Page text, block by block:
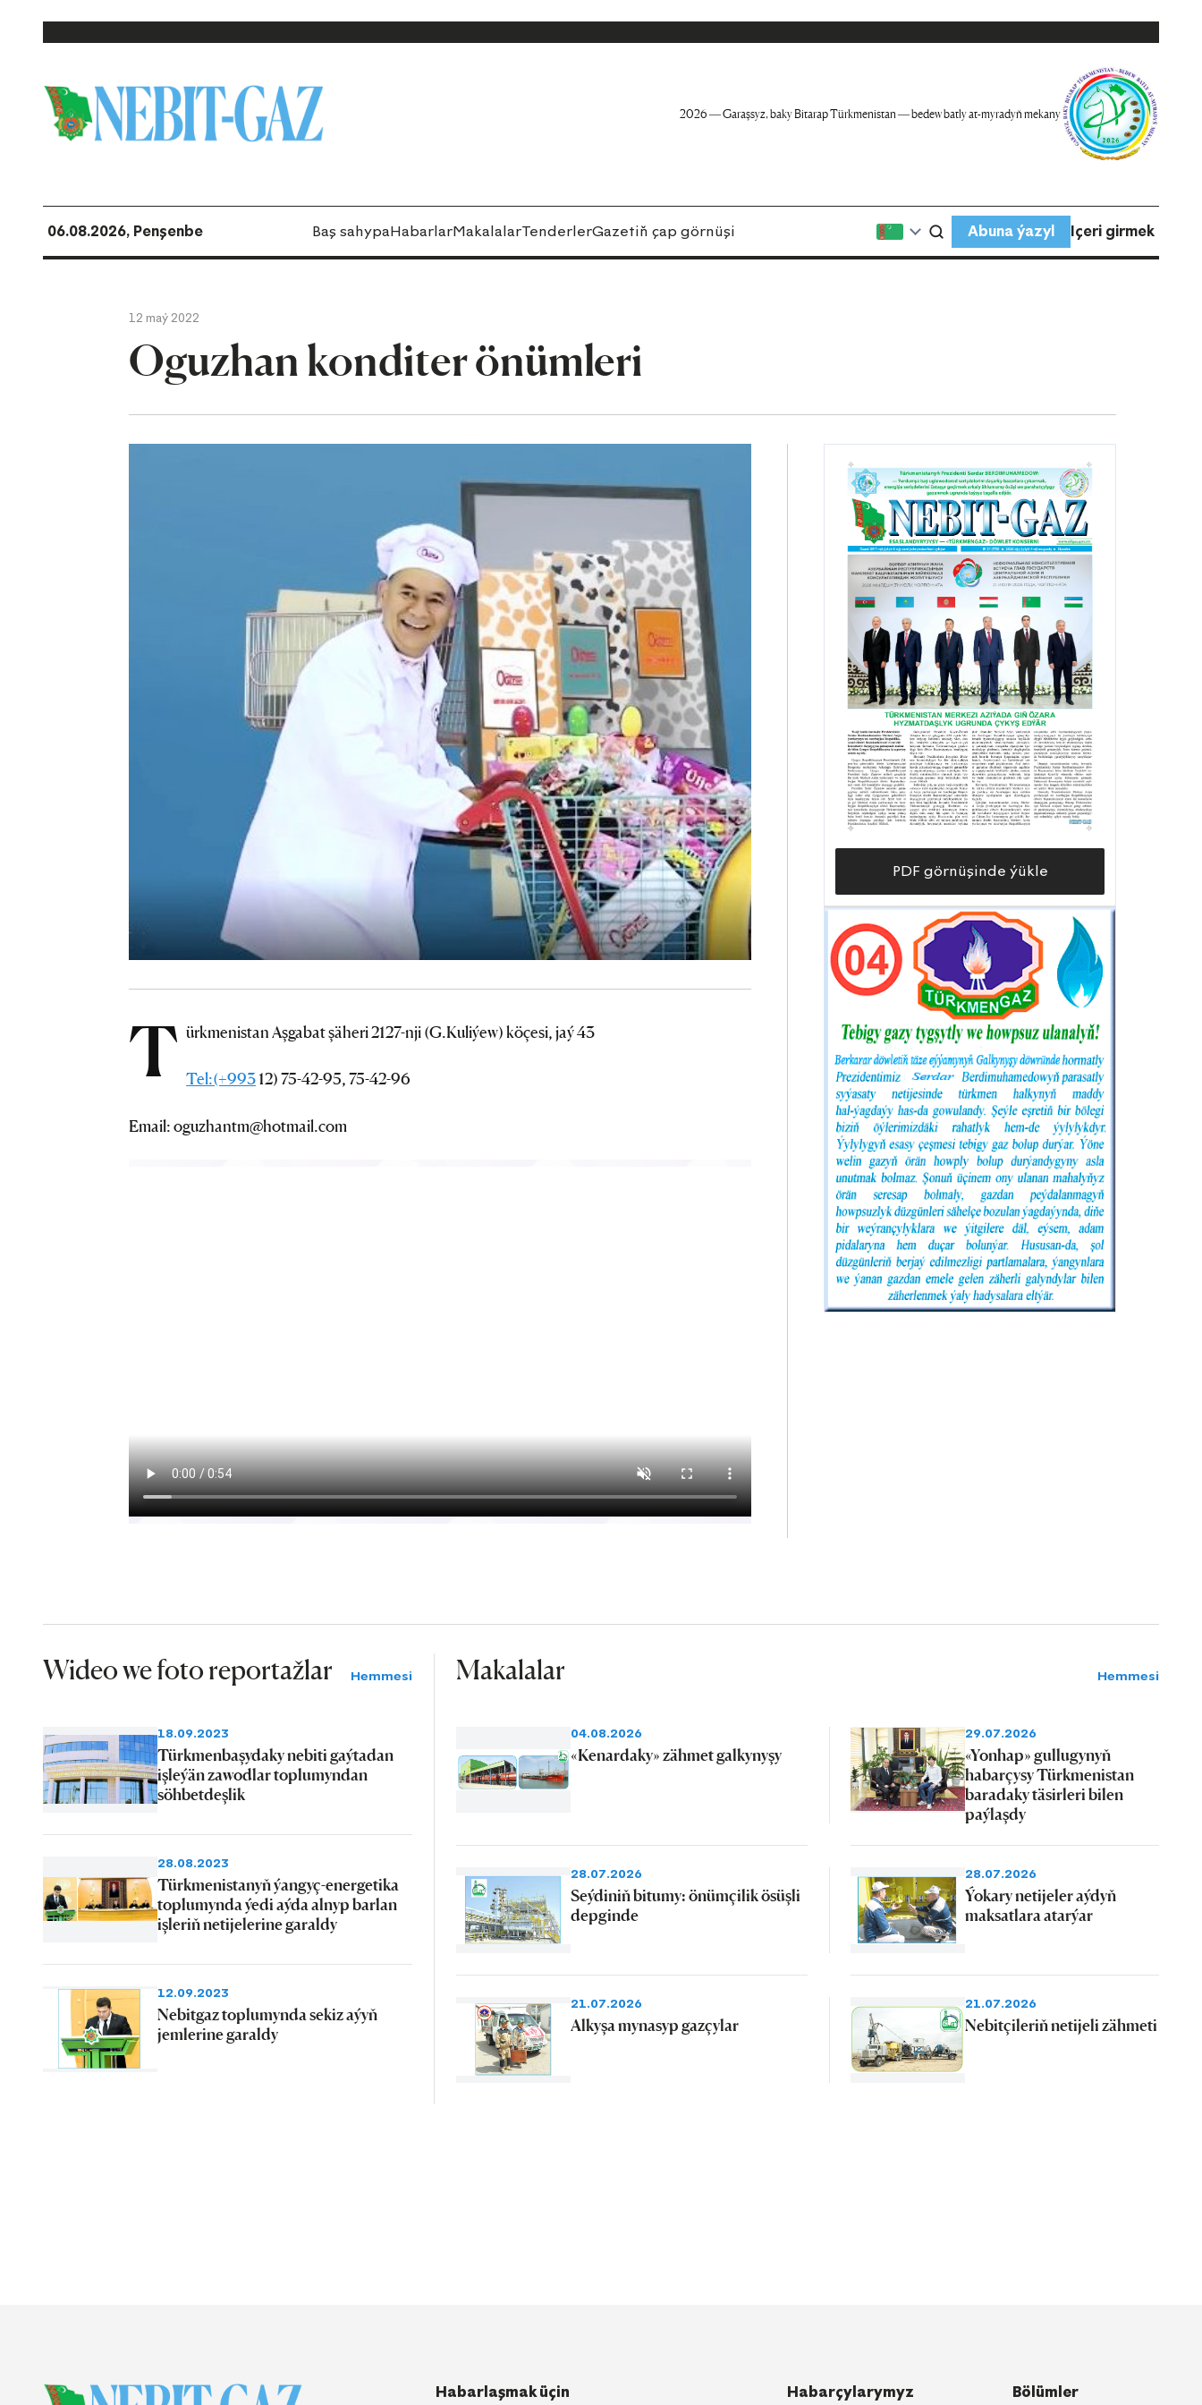
2026 — Garaşsyz, baky Bitarap Türkmenistan — bedew batly at-myradyň mekany
06.08.2026, Penşenbe Baş sahypaHabarlarMakalalarTenderlerGazetiň çap görnüşi Abuna ýazyl Içeri girmek
12 maý 2022
Oguzhan konditer önümleri
T ürkmenistan Aşgabat şäheri 2127-nji (G.Kuliýew) köçesi, jaý 43
Tel:(+99312) 75-42-95, 75-42-96
Email: oguzhantm@hotmail.com
PDF görnüşinde ýükle
Wideo we foto reportažlar Hemmesi
18.09.2023
Türkmenbaşydaky nebiti gaýtadan
işleýän zawodlar toplumyndan
söhbetdeşlik
28.08.2023
Türkmenistanyň ýangyç-energetika
toplumynda ýedi aýda alnyp barlan
işleriň netijelerine garaldy
12.09.2023
Nebitgaz toplumynda sekiz aýyň
jemlerine garaldy
Makalalar Hemmesi
04.08.2026
«Kenardaky» zähmet galkynyşy
29.07.2026
«Yonhap» gullugynyň
habarçysy Türkmenistan
baradaky täsirleri bilen
paýlaşdy
28.07.2026
Seýdiniň bitumy: önümçilik ösüşli
depginde
28.07.2026
Ýokary netijeler aýdyň
maksatlara atarýar
21.07.2026
Alkyşa mynasyp gazçylar
21.07.2026
Nebitçileriň netijeli zähmeti
Habarlaşmak üçin Habarçylarymyz Bölümler